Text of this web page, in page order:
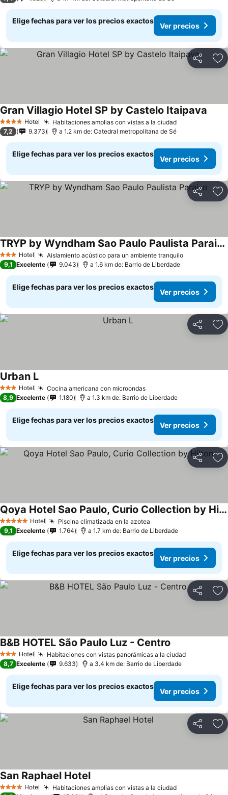
Elige fechas para ver los precios exactos
Ver precios
Compartir
4 EstrellasHotel Habitaciones amplias con vistas a la ciudadVer precios
Gran Villagio Hotel SP by Castelo Itaipava
7,2 9.373 a 1.2 km de: Catedral metropolitana de Sé
Elige fechas para ver los precios exactos
Ver precios
Compartir
3 Estrellas
Hotel Aislamiento acústico para un ambiente tranquiloVer precios
TRYP by Wyndham Sao Paulo Paulista Paraiso
Ver precios
9,1 Excelente 9.043 a 1.6 km de: Barrio de Liberdade
Elige fechas para ver los precios exactos
Ver precios
Compartir
3 Estrellas
Hotel Cocina americana con microondasVer precios
Urban LVer precios
8,9 Excelente 1.180 a 1.3 km de: Barrio de Liberdade
Elige fechas para ver los precios exactos
Ver precios
Compartir
5 Estrellas Hotel Piscina climatizada en la azotea
Qoya Hotel Sao Paulo, Curio Collection by Hilton
Ver precios
9,1 Excelente 1.764 a 1.7 km de: Barrio de Liberdade
Elige fechas para ver los precios exactos
Ver precios
Compartir
3 Estrellas
Hotel Habitaciones con vistas panorámicas a la ciudadVer
B&B HOTEL São Paulo Luz - Centro
8,7 Excelente 9.633 a 3.4 km de: Barrio de Liberdade
Elige fechas para ver los precios exactos
Ver precios
Compartir
4 EstrellasHotel Habitaciones amplias con vistas a la ciudadVer precios
San Raphael HotelVer precios